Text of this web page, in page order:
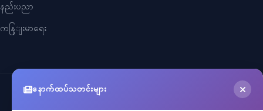
နည်းပညာ
ကနြျးမာရေး
©2026Myanmar Cele News
နောက်ထပ်သတင်းများ